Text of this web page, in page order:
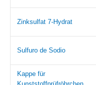
Zinksulfat 7-Hydrat
Sulfuro de Sodio
Kappe für